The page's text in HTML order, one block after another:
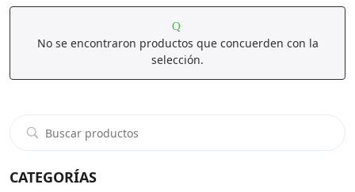
CATEGORÍAS
No se encontraron productos que concuerden con la
selección.